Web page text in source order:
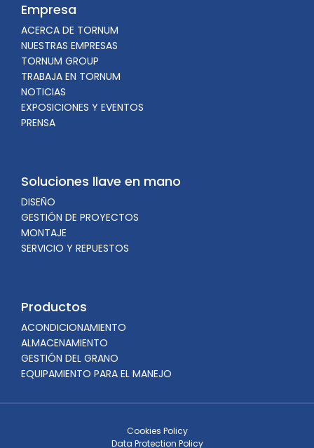
Empresa
ACERCA DE TORNUM
NUESTRAS EMPRESAS
TORNUM GROUP
TRABAJA EN TORNUM
NOTICIAS
EXPOSICIONES Y EVENTOS
PRENSA
Soluciones llave en mano
DISEÑO
GESTIÓN DE PROYECTOS
MONTAJE
SERVICIO Y REPUESTOS
Productos
ACONDICIONAMIENTO
ALMACENAMIENTO
GESTIÓN DEL GRANO
EQUIPAMIENTO PARA EL MANEJO
Cookies Policy
Data Protection Policy